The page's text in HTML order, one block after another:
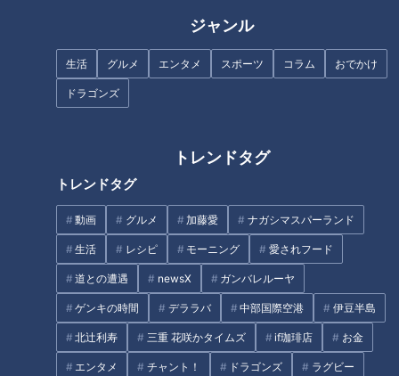
ジャンル
生活 グルメ エンタメ スポーツ コラム おでかけ
ドラゴンズ
トレンドタグ
トレンドタグ
動画 グルメ 加藤愛 ナガシマスパーランド
生活 レシピ モーニング 愛されフード
道との遭遇 newsX ガンバレルーヤ
ゲンキの時間 デララバ 中部国際空港 伊豆半島
北辻利寿 三重 花咲かタイムズ if珈琲店 お金
エンタメ チャント！ ドラゴンズ ラグビー
距離が短く、フェアウェイが狭い和合。ひねくれ者の幡地は去
年、ある答えにたどり着く。
「ドライバーを入れなかったことによって、こっちの方が意外
と正解なのかなっていうのは見えてきた」